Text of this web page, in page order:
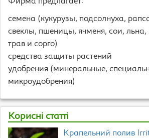
семена (кукурузы, подсолнуха,
свеклы, пшеницы, ячменя, сои, льна,
трав и сорго)
средства защиты растений
удобрения (минеральные,
микроудобрения)
Корисні статті
Крапельний полив